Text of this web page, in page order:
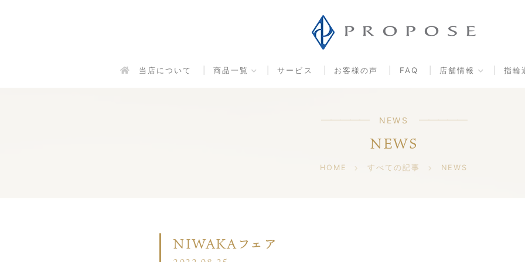
当店について 商品一覧 サービス お客様の声 FAQ 店舗情報 指輪
NEWS
NEWS
HOME すべての記事 NEWS
NIWAKAフェア